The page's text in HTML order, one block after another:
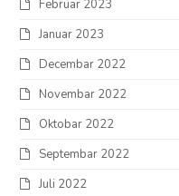
Februar 2023
Januar 2023
Decembar 2022
Novembar 2022
Oktobar 2022
Septembar 2022
Juli 2022